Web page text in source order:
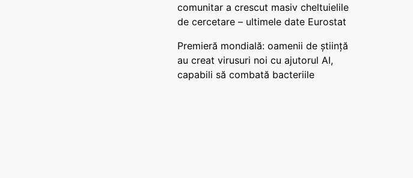
comunitar a crescut masiv cheltuielile
de cercetare – ultimele date Eurostat
Premieră mondială: oamenii de știință
au creat virusuri noi cu ajutorul AI,
capabili să combată bacteriile